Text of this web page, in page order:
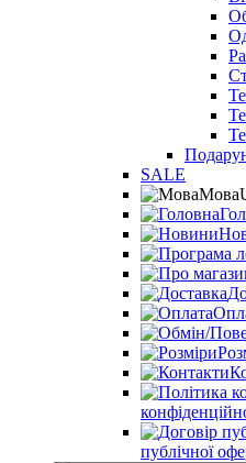
SALE
Мова
публічної